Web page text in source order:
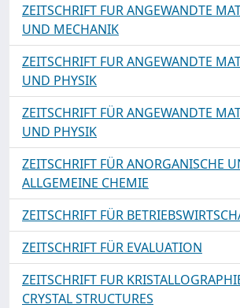
ZEITSCHRIFT FUR ANGEWANDTE
UND MECHANIK
ZEITSCHRIFT FUR ANGEWANDTE
UND PHYSIK
ZEITSCHRIFT FÜR ANGEWANDTE
UND PHYSIK
ZEITSCHRIFT FÜR ANORGANISCHE
ALLGEMEINE CHEMIE
ZEITSCHRIFT FÜR
ZEITSCHRIFT FÜR EVALUATION
ZEITSCHRIFT FUR
CRYSTAL STRUCTURES